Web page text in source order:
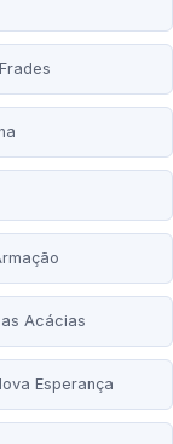
Acácias
Esperança